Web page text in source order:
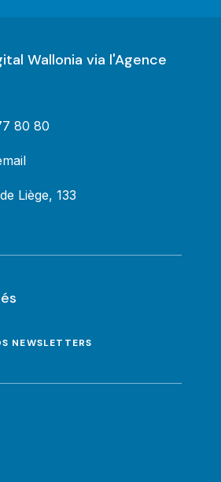
Wallonia via l'Agence
80 80
Liège, 133
NEWSLETTERS